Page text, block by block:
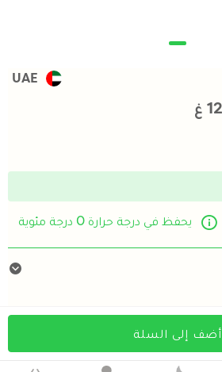
UAE
يحفظ في درجة حرارة 0 درجة مئوية
أضف إلى السلة